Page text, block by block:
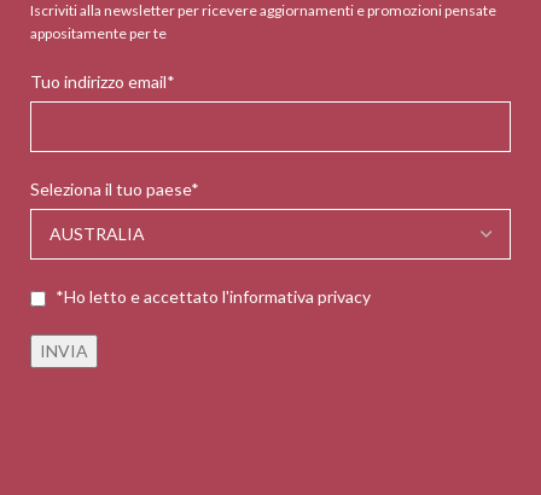
Iscriviti alla newsletter per ricevere aggiornamenti e promozioni pensate
appositamente per te
Tuo indirizzo email*
Seleziona il tuo paese*
*Ho letto e accettato l'informativa privacy